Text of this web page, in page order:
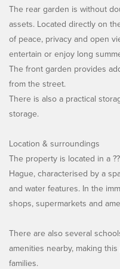
The rear garden is without
assets. Located directly on
of peace, privacy and open
entertain or enjoy long
The front garden provides
from the street.
There is also a practical
storage.
Location & surroundings
The property is located in a
Hague, characterised by a
and water features. In the
shops, supermarkets and
There are also several
amenities nearby, making
families.